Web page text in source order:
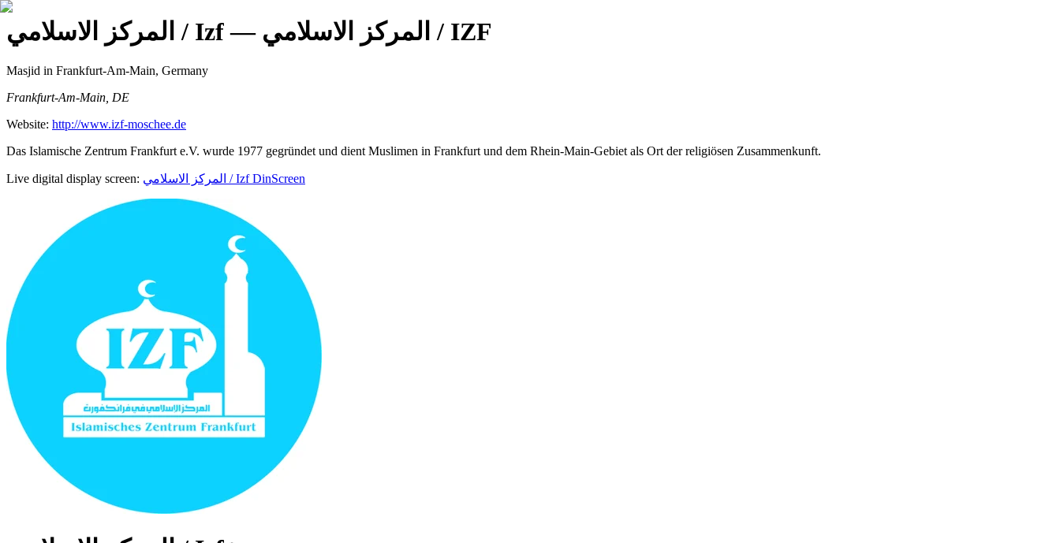
المركز الاسلامي / Izf — المركز الاسلامي / IZF
Masjid in Frankfurt-Am-Main, Germany
Frankfurt-Am-Main, DE
Website: http://www.izf-moschee.de
Das Islamische Zentrum Frankfurt e.V. wurde 1977 gegründet und dient Muslimen in Frankfurt und dem Rhein-Main-Gebiet als Ort der religiösen Zusammenkunft.
Live digital display screen: المركز الاسلامي / IzfDinScreen